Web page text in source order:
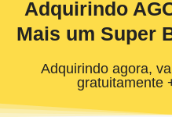
Adquirindo
Mais um Super
Adquirindo agora,
gratuitamente